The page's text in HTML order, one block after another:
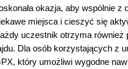
okazja, aby wspólnie
miejsca i cieszyć się
uczestnik otrzyma również
Dla osób korzystających z
który umożliwi wygodne